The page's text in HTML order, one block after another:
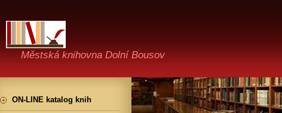
Městská knihovna Dolní Bousov
ON-LINE katalog knih